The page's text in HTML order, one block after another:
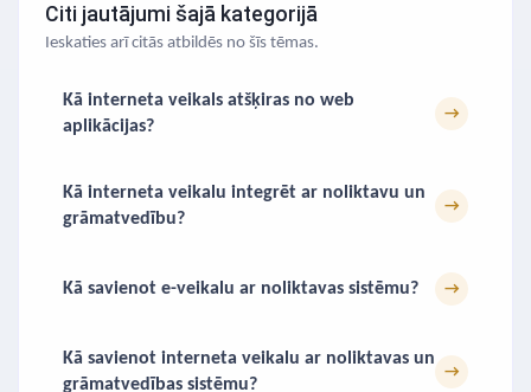
Citi jautājumi šajā kategorijā
Ieskaties arī citās atbildēs no šīs tēmas.
Kā interneta veikals atšķiras no web
aplikācijas?
→
Kā interneta veikalu integrēt ar noliktavu un
grāmatvedību?
→
Kā savienot e-veikalu ar noliktavas sistēmu? →
Kā savienot interneta veikalu ar noliktavas un
grāmatvedības sistēmu?
→